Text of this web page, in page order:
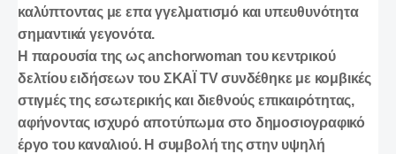
καλύπτοντας με επα γγελματισμό και υπευθυνότητα
σημαντικά γεγονότα.
Η παρουσία της ως anchorwoman του κεντρικού
δελτίου ειδήσεων του ΣΚΑΪ TV συνδέθηκε με κομβικές
στιγμές της εσωτερικής και διεθνούς επικαιρότητας,
αφήνοντας ισχυρό αποτύπωμα στο δημοσιογραφικό
έργο του καναλιού. Η συμβολή της στην υψηλή